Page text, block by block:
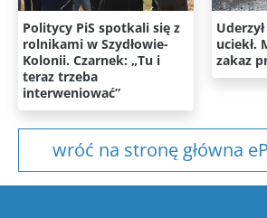
Politycy PiS spotkali się z
rolnikami w Szydłowie-
Kolonii. Czarnek: „Tu i
teraz trzeba
interweniować”
uciekł.
zakaz
wróć na stronę główna